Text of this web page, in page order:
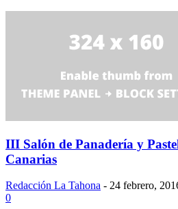
III Salón de Panadería y
Canarias
Redacción La Tahona - 24 febrero,
0